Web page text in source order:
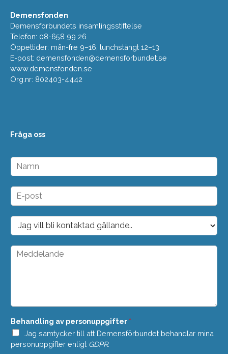
Demensfonden
Demensförbundets insamlingsstiftelse
Telefon: 08-658 99 26
Öppettider: mån-fre 9–16, lunchstängt 12–13
E-post: demensfonden@demensforbundet.se
www.demensfonden.se
Org.nr: 802403-4442
Fråga oss
N
m
n
E
p
o
t
*
D
o
p
M
a
d
e
*
Behandling av personuppgifter *
Jag samtycker till att Demensförbundet behandlar mina
personuppgifter enligt GDPR.